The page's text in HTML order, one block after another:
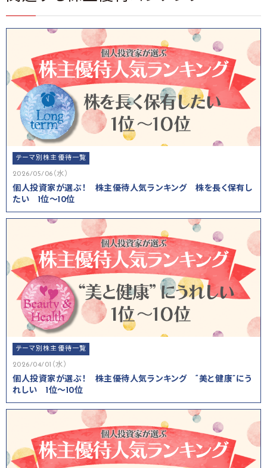
テーマ別株主優待一覧
2026/05/06（水）
個人投資家が選ぶ！ 株主優待人気ランキング 株を長く保有し
たい 1位～10位
テーマ別株主優待一覧
2026/04/01（水）
個人投資家が選ぶ！ 株主優待人気ランキング “美と健康”にう
れしい 1位～10位